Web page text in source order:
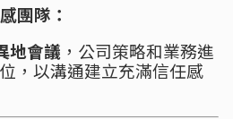
團隊：
地會議 ，公司策略和業務進
，以溝通建立充滿信任感